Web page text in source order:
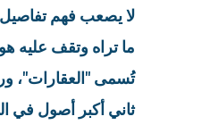
لا يصعب فهم تفاصيل
ما تراه وتقف عليه
تُسمى "العقارات"،
ثاني أكبر أصول في